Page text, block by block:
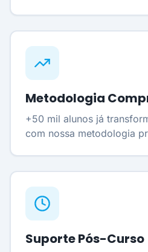
Metodologia
+50 mil alunos já
com nossa metodologia
Suporte Pós-Curso